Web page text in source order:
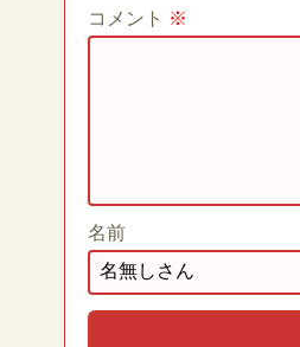
コメント ※
名前